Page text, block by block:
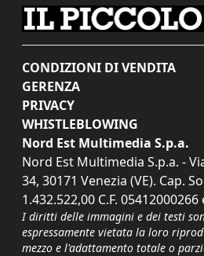
CONDIZIONI DI VENDITA
GERENZA
PRIVACY
WHISTLEBLOWING
Nord Est Multimedia S.p.a.
Nord Est Multimedia S.p.a. -
34, 30171 Venezia (VE). Cap.
1.432.522,00 C.F. 05412000266
I diritti delle immagini e dei testi
espressamente vietata la loro
mezzo e l'adattamento totale o